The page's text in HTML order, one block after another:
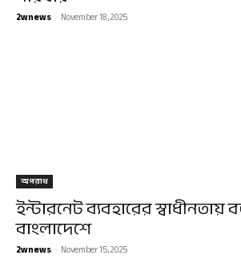
2wnews - November 18, 2025
অপরাধ
ইন্টারনেট ব্যবহারের
বাংলাদেশে
2wnews - November 15, 2025